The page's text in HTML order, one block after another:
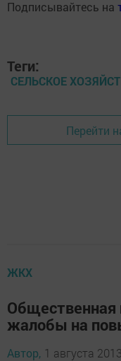
Подписывайтесь на
Теги:
СЕЛЬСКОЕ
Перейти
ЖКХ
Общественная
жалобы на
Автор, 1 августа